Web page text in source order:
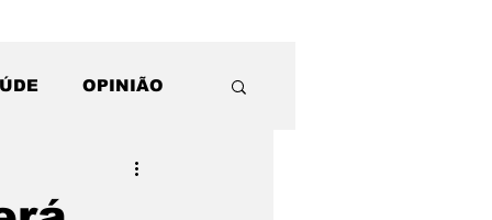
OPINIÃO